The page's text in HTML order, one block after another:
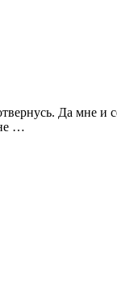
Да мне и
…